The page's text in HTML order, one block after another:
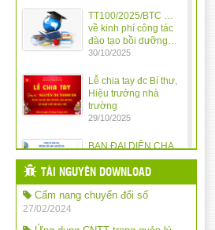
Hội thi Giao lưu “Tiếng Việt của
chúng em”
(26/02/2024)
TT100/2025/BTC …
về kinh phí công tác
đào tạo bồi dưỡng…
30/10/2025
Lễ chia tay đc Bí thư,
Hiệu trưởng nhà
trường
29/10/2025
BAN ĐẠI DIỆN CHA
MẸ HỌC SINH
TRƯỜNG TIỂU HỌC
NGUYỄN DU TRIỂN
KHAI KẾ HOẠCH HOẠT ĐỘNG NĂM
HỌC 2025 – 2026
TÀI NGUYÊN DOWNLOAD
Cẩm nang chuyển đổi số
27/02/2024